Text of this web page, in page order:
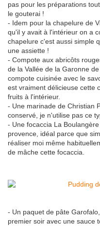
pas pour les préparations
le gouterai !
- Idem pour la chapelure de
qu'il y avait à l'intérieur on a
chapelure c'est aussi simple
une assiette !
- Compote aux abricôts
de la Vallée de la Garonne
compote cuisinée avec le
est vraiment délicieuse cette
fruits à l'intérieur.
- Une marinade de Christian
conservé, je n'utilise pas ce
- Une focaccia La
provence, idéal parce que
réaliser moi même
de mâche cette focaccia.
- Un paquet de pâte
premier soir avec une sauce